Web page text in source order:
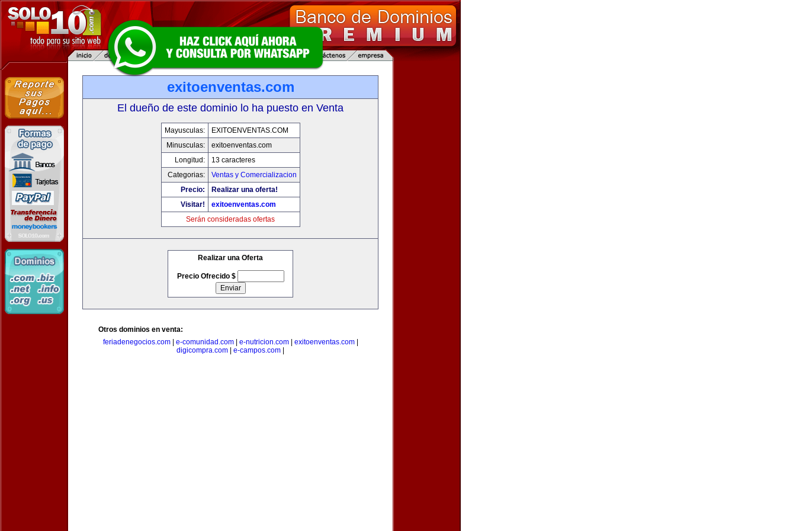
exitoenventas.com
El dueño de este dominio lo ha puesto en Venta
Mayusculas:
EXITOENVENTAS.COM
Minusculas:
exitoenventas.com
Longitud:
13 caracteres
Categorias:
Ventas y Comercializacion
Precio:
Realizar una oferta!
Visitar!
exitoenventas.com
Serán consideradas ofertas
Realizar una Oferta
Precio Ofrecido $
Otros dominios en venta:
feriadenegocios.com| e-comunidad.com| e-nutricion.com| exitoenventas.com|
digicompra.com
e-campos.com